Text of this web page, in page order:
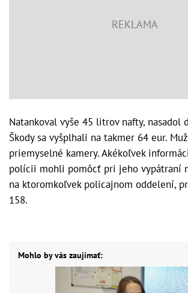
Natankoval vyše 45 litrov nafty, nasadol
Škody sa vyšplhali na takmer 64 eur.
priemyselné kamery. Akékoľvek
polícii mohli pomôcť pri jeho vypátraní
na ktoromkoľvek policajnom oddelení,
158.
Mohlo by vás zaujímať: